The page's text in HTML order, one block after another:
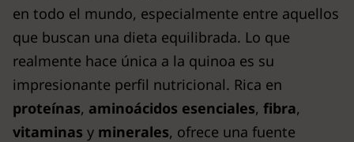
en todo el mundo, especialmente entre aquellos
que buscan una dieta equilibrada. Lo que
realmente hace única a la quinoa es su
impresionante perfil nutricional. Rica en
proteínas, aminoácidos esenciales, fibra,
vitaminas y minerales, ofrece una fuente